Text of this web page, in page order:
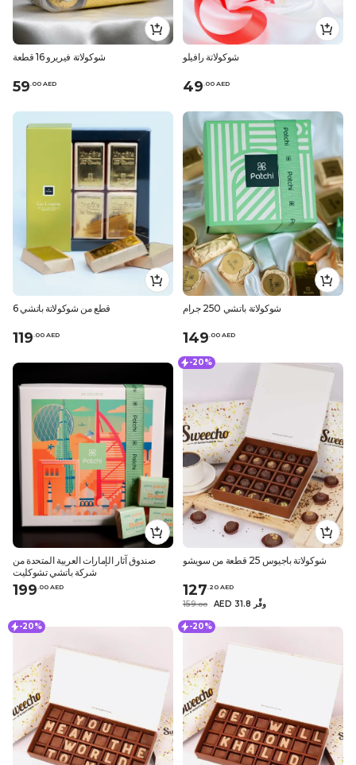
شوكولاتة فيريرو 16 قطعة
59.00 AED
شوكولاتة رافيلو
49.00 AED
6 قطع من شوكولاتة باتشي
119.00 AED
شوكولاتة باتشي 250 جرام
149.00 AED
صندوق آثار الإمارات العربية المتحدة من
شركة باتشي تشوكليت
199 00 AED
-20%
شوكولاتة باجيوس 25 قطعة من سويشو
127 20 AED
159.00 AED 31.8 وفِّر
-20% -20%